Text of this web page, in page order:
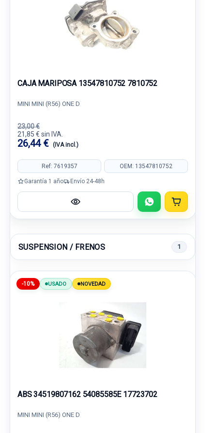
CAJA MARIPOSA 13547810752 7810752
MINI MINI (R56) ONE D
23,00 €
21,85 € sin IVA.
26,44 € (IVA incl.)
Ref: 7619357 OEM: 13547810752
Garantía 1 año Envío 24-48h
SUSPENSION / FRENOS 1
-10% USADO NOVEDAD
ABS 34519807162 54085585E 17723702
MINI MINI (R56) ONE D